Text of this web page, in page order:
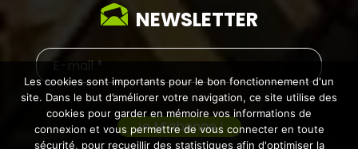
NEWSLETTER
Les cookies sont importants pour le bon fonctionnement d'un
site. Dans le but d’améliorer votre navigation, ce site utilise des
cookies pour garder en mémoire vos informations de
connexion et vous permettre de vous connecter en toute
sécurité, pour recueillir des statistiques afin d'optimiser la